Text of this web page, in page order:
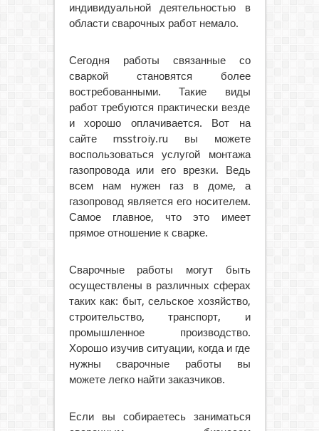
индивидуальной деятельностью в
области сварочных работ немало.
Сегодня работы связанные со
сваркой становятся более
востребованными. Такие виды
работ требуются практически везде
и хорошо оплачивается. Вот на
сайте msstroiy.ru вы можете
воспользоваться услугой монтажа
газопровода или его врезки. Ведь
всем нам нужен газ в доме, а
газопровод является его носителем.
Самое главное, что это имеет
прямое отношение к сварке.
Сварочные работы могут быть
осуществлены в различных сферах
таких как: быт, сельское хозяйство,
строительство, транспорт, и
промышленное производство.
Хорошо изучив ситуации, когда и где
нужны сварочные работы вы
можете легко найти заказчиков.
Если вы собираетесь заниматься